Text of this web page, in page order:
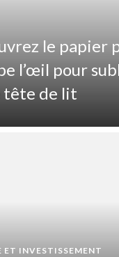
le papier
l’œil pour
de lit
ET INVESTISSEMENT